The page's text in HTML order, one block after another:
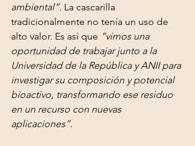
ambiental”. La cascarilla
tradicionalmente no tenía un uso de
alto valor. Es así que “vimos una
oportunidad de trabajar junto a la
Universidad de la República y ANII para
investigar su composición y potencial
bioactivo, transformando ese residuo
en un recurso con nuevas
aplicaciones”.